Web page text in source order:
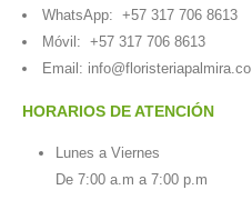
WhatsApp: +57 317 706 8613
Móvil: +57 317 706 8613
Email: info@floristeriapalmira.co
HORARIOS DE ATENCIÓN
Lunes a Viernes
De 7:00 a.m a 7:00 p.m